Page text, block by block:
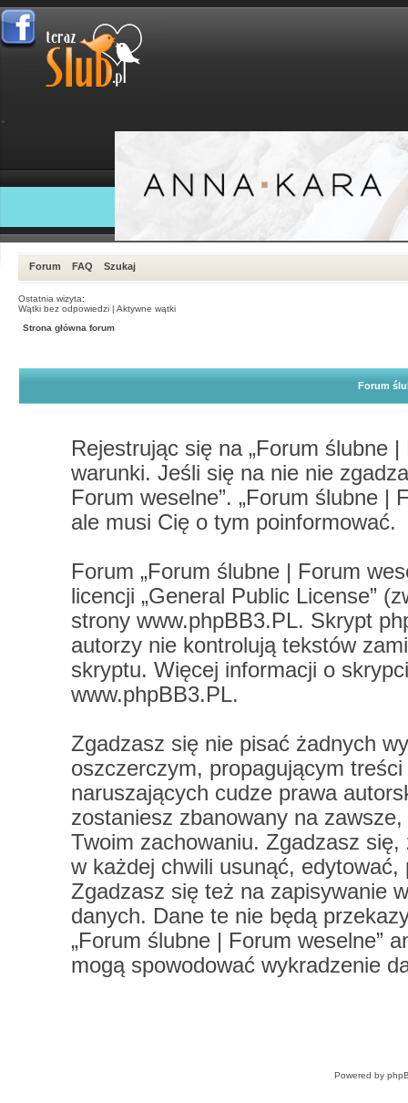
Forum FAQ Szukaj
Ostatnia wizyta:
Wątki bez odpowiedzi | Aktywne wątki
Strona główna forum
Forum
Rejestrując się na „Forum ślubne
warunki. Jeśli się na nie nie
Forum weselne”. „Forum ślubne |
ale musi Cię o tym poinformować.
Forum „Forum ślubne | Forum
licencji „General Public License”
strony www.phpBB3.PL. Skrypt
autorzy nie kontrolują tekstów
skryptu. Więcej informacji o
www.phpBB3.PL.
Zgadzasz się nie pisać żadnych
oszczerczym, propagującym
naruszających cudze prawa
zostaniesz zbanowany na
Twoim zachowaniu. Zgadzasz
w każdej chwili usunąć,
Zgadzasz się też na zapisywanie
danych. Dane te nie będą
„Forum ślubne | Forum weselne”
mogą spowodować wykradzenie
Powered by